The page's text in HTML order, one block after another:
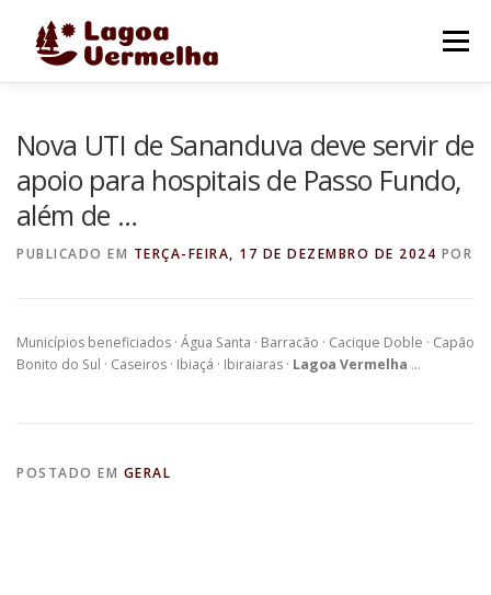
Menu
FALE CONOSCO
Nova UTI de Sananduva deve servir de
apoio para hospitais de Passo Fundo,
além de …
PUBLICADO EM TERÇA-FEIRA, 17 DE DEZEMBRO DE 2024 POR
Municípios beneficiados · Água Santa · Barracão · Cacique Doble · Capão
Bonito do Sul · Caseiros · Ibiaçá · Ibiraiaras · Lagoa Vermelha …
POSTADO EM GERAL